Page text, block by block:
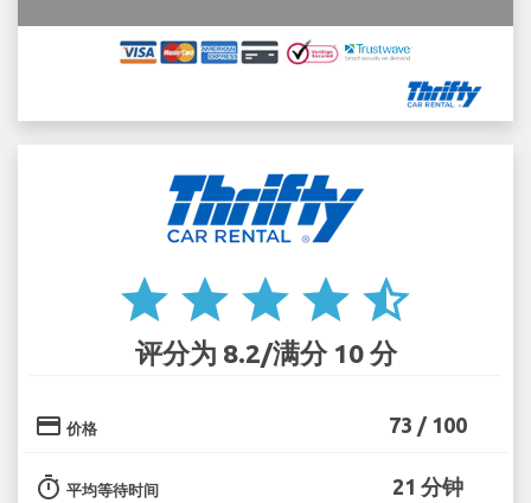
star star star star star_half
评分为 8.2/满分 10 分
credit_card 价格 73 / 100
timer 平均等待时间 21 分钟